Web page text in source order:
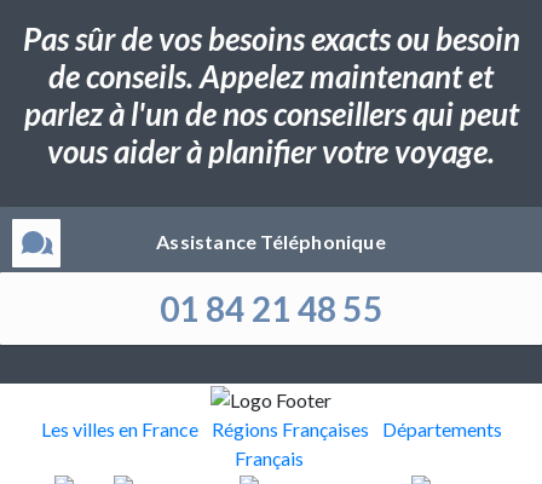
Pas sûr de vos besoins exacts ou besoin
de conseils. Appelez maintenant et
parlez à l'un de nos conseillers qui peut
vous aider à planifier votre voyage.
Assistance Téléphonique
01 84 21 48 55
Les villes en France Régions Françaises
Départements
Français